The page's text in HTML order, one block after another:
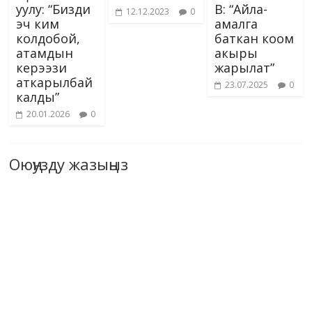
уулу: “Бизди
эч ким
колдобой,
атамдын
керээзи
аткарылбай
калды”
20.01.2026 0
12.12.2023 0
В: “Айла-
амалга
баткан коом
акыры
жарылат”
23.07.2025 0
Оюңузду жазыңыз